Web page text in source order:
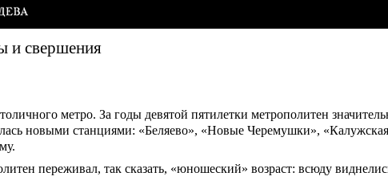
и свершения
метро. За годы девятой пятилетки метрополитен
новыми станциями: «Беляево», «Новые Черемушки»,
переживал, так сказать, «юношеский» возраст: всюду